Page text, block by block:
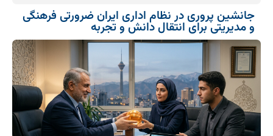
جانشین پروری در نظام اداری ایران ضرورتی فرهنگی
و مدیریتی برای انتقال دانش و تجربه